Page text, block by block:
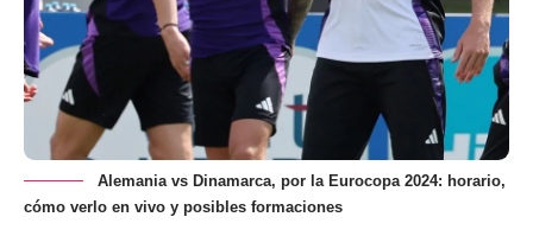
Alemania vs Dinamarca, por la Eurocopa 2024: horario,
cómo verlo en vivo y posibles formaciones